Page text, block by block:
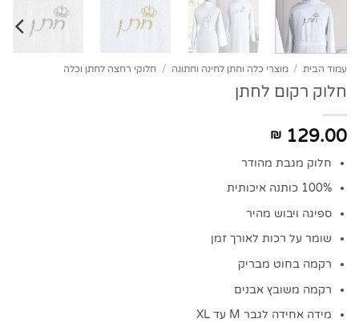
עמוד הבית / מוצרי כלה וחתן לחינה וחתונה / חלוקי רחצה לחתן וכלה
חלוק רקום לחתן
₪ 129.00
חלוק מגבת מהודר
100% כותנה איכותית
ספיגה ויבוש מהיר
שומר על רכות לאורך זמן
רקמה בחוט מבריק
רקמה משובץ אבנים
מידה אחידה לגבר M עד XL